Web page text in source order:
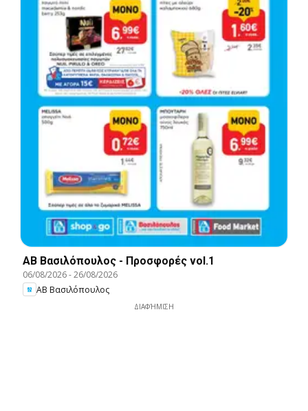
ΑΒ Βασιλόπουλος - Προσφορές vol.1
06/08/2026-26/08/2026
ΑΒ Βασιλόπουλος
ΔΙΑΦΉΜΙΣΗ